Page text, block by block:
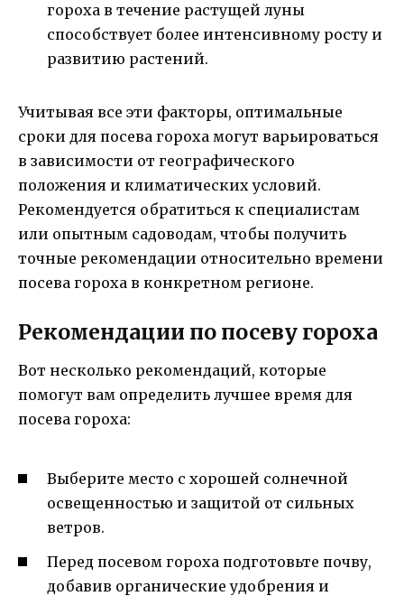
гороха в течение растущей луны
способствует более интенсивному росту и
развитию растений.
Учитывая все эти факторы, оптимальные
сроки для посева гороха могут варьироваться
в зависимости от географического
положения и климатических условий.
Рекомендуется обратиться к специалистам
или опытным садоводам, чтобы получить
точные рекомендации относительно времени
посева гороха в конкретном регионе.
Рекомендации по посеву гороха
Вот несколько рекомендаций, которые
помогут вам определить лучшее время для
посева гороха:
Выберите место с хорошей солнечной
освещенностью и защитой от сильных
ветров.
Перед посевом гороха подготовьте почву,
добавив органические удобрения и